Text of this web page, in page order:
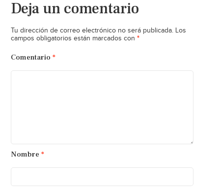
Deja un comentario
Tu dirección de correo electrónico no será publicada. Los
campos obligatorios están marcados con *
Comentario *
Nombre *